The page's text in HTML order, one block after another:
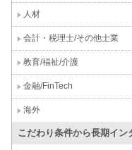
人材
会計・税理士/その他士業
教育/福祉/介護
金融/FinTech
海外
こだわり条件から長期イン